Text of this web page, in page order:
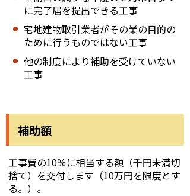
に完了届を提出できる工事
宅地建物取引業者がその業の目的の
ために行うものではない工事
他の制度により補助を受けていない
工事
補助額
工事費の10％に相当する額（千円未満切
捨て）を交付します（10万円を限度とす
る。）。